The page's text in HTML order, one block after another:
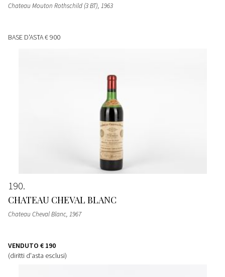
Chateau Mouton Rothschild (3 BT), 1963
BASE D'ASTA€ 900
190
CHATEAU CHEVAL BLANC
Chateau Cheval Blanc, 1967
VENDUTO € 190
(diritti d'asta esclusi)